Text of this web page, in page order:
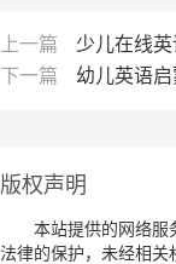
上一篇
少儿在线英
下一篇
幼儿英语
版权声明
本站提供的网络服
法律的保护，未经相关